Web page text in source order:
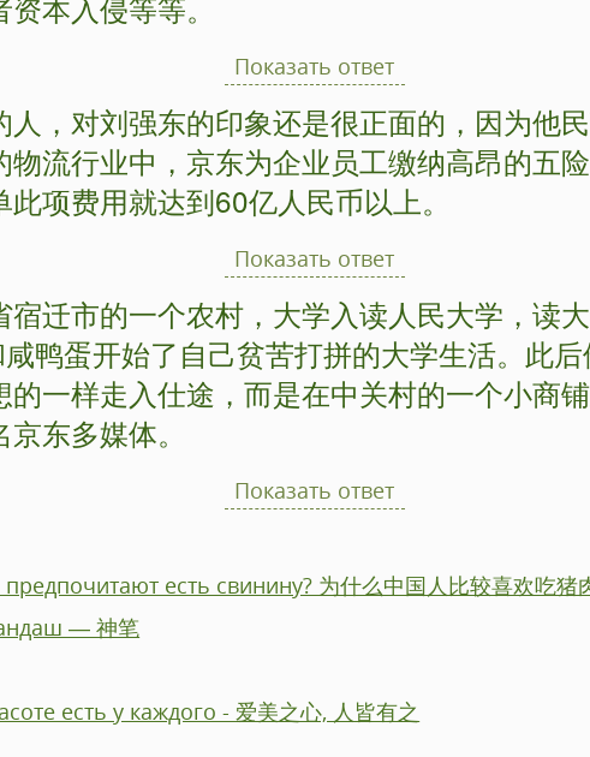
Показать ответ
，对刘强东的印象还是很正面的，因为他民
流行业中，京东为企业员工缴纳高昂的五
项费用就达到60亿人民币以上。
Показать ответ
迁市的一个农村，大学入读人民大学，读
鸭蛋开始了自己贫苦打拼的大学生活。此
的一样走入仕途，而是在中关村的一个小商
东多媒体。
Показать ответ
есть свинину? 为什么中国人比较喜欢吃猪
— 神笔
есть у каждого - 爱美之心, 人皆有之